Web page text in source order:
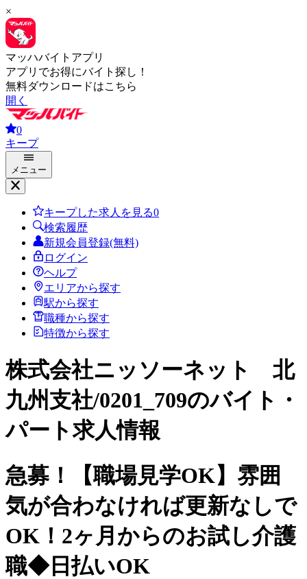
×
マッハバイトアプリ
アプリでお得にバイト探し！
無料ダウンロードはこちら
開く
0
キープ
メニュー
キープした求人を見る0
検索履歴
新規会員登録(無料)
ログイン
ヘルプ
エリアから探す
駅から探す
職種から探す
特徴から探す
株式会社ニッソーネット 北
九州支社/0201_709のバイト・
パート求人情報
急募！【職場見学OK】雰囲
気が合わなければ更新なしで
OK！2ヶ月からのお試し介護
職◆日払いOK